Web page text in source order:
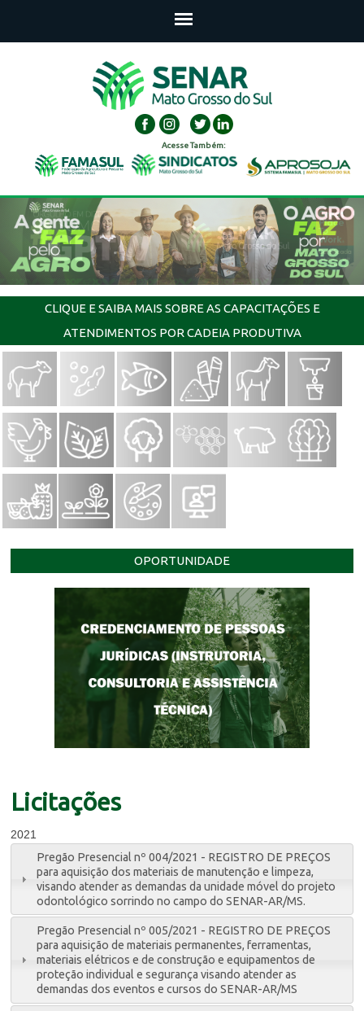
Acesse Também:
CLIQUE E SAIBA MAIS SOBRE AS CAPACITAÇÕES E
ATENDIMENTOS POR CADEIA PRODUTIVA
OPORTUNIDADE
Licitações
2021
Pregão Presencial nº 004/2021 - REGISTRO DE PREÇOS
para aquisição dos materiais de manutenção e limpeza,
visando atender as demandas da unidade móvel do projeto
odontológico sorrindo no campo do SENAR-AR/MS.
Pregão Presencial nº 005/2021 - REGISTRO DE PREÇOS
para aquisição de materiais permanentes, ferramentas,
materiais elétricos e de construção e equipamentos de
proteção individual e segurança visando atender as
demandas dos eventos e cursos do SENAR-AR/MS